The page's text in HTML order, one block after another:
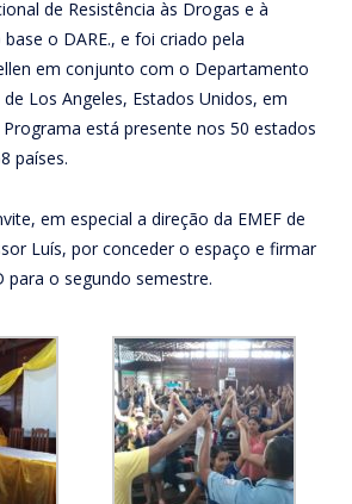
de Resistência às Drogas e à
o DARE., e foi criado pela
em conjunto com o Departamento
Los Angeles, Estados Unidos, em
está presente nos 50 estados
países.
em especial a direção da EMEF de
Luís, por conceder o espaço e firmar
para o segundo semestre.